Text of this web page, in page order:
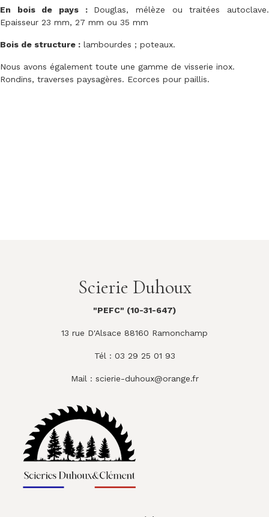
En bois de pays : Douglas, mélèze ou traitées autoclave.
Epaisseur 23 mm, 27 mm ou 35 mm
Bois de structure : lambourdes ; poteaux.
Nous avons également toute une gamme de visserie inox.
Rondins, traverses paysagères. Ecorces pour paillis.
Scierie Duhoux
"PEFC" (10-31-647)
13 rue D'Alsace 88160 Ramonchamp
Tél : 03 29 25 01 93
Mail : scierie-duhoux@orange.fr